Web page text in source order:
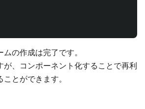
の作成は完了です。
が、コンポーネント化することで再利
とができます。